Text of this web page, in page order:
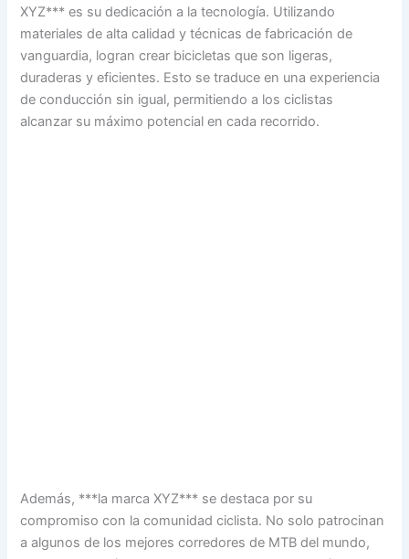
XYZ*** es su dedicación a la tecnología. Utilizando
materiales de alta calidad y técnicas de fabricación de
vanguardia, logran crear bicicletas que son ligeras,
duraderas y eficientes. Esto se traduce en una experiencia
de conducción sin igual, permitiendo a los ciclistas
alcanzar su máximo potencial en cada recorrido.
Además, ***la marca XYZ*** se destaca por su
compromiso con la comunidad ciclista. No solo patrocinan
a algunos de los mejores corredores de MTB del mundo,